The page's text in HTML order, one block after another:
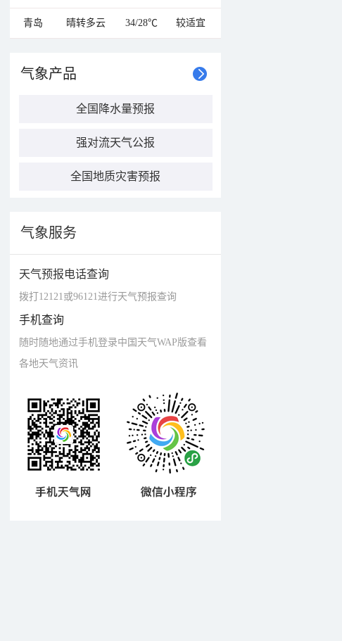
青岛 晴转多云 34/28℃ 较适宜
气象产品
全国降水量预报
强对流天气公报
全国地质灾害预报
气象服务
天气预报电话查询
拨打12121或96121进行天气预报查询
手机查询
随时随地通过手机登录中国天气WAP版查看
各地天气资讯